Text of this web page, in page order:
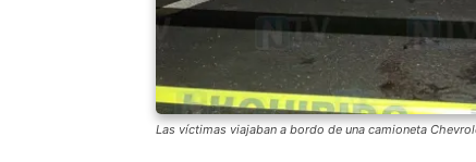
Las víctimas viajaban a bordo de una camioneta